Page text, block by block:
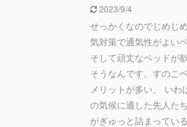
2023/9/4
せっかくなのでじめじ
気対策で通気性がよい
そして頑丈なベッドが欲
そうなんです。すのこ
メリットが多い。 いわ
の気候に適した先人た
がぎゅっと詰まってい